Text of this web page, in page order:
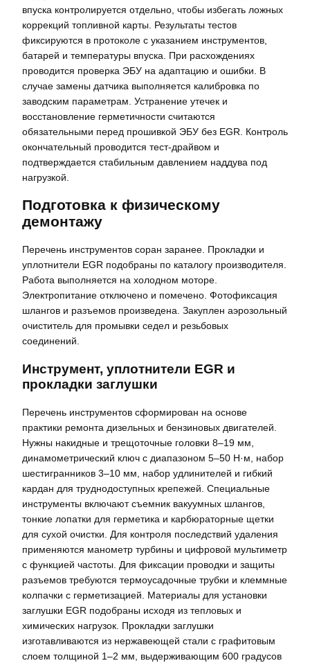
впуска контролируется отдельно, чтобы избегать ложных
коррекций топливной карты. Результаты тестов
фиксируются в протоколе с указанием инструментов,
батарей и температуры впуска. При расхождениях
проводится проверка ЭБУ на адаптацию и ошибки. В
случае замены датчика выполняется калибровка по
заводским параметрам. Устранение утечек и
восстановление герметичности считаются
обязательными перед прошивкой ЭБУ без EGR. Контроль
окончательный проводится тест-драйвом и
подтверждается стабильным давлением наддува под
нагрузкой.
Подготовка к физическому
демонтажу
Перечень инструментов соран заранее. Прокладки и
уплотнители EGR подобраны по каталогу производителя.
Работа выполняется на холодном моторе.
Электропитание отключено и помечено. Фотофиксация
шлангов и разъемов произведена. Закуплен аэрозольный
очиститель для промывки седел и резьбовых
соединений.
Инструмент, уплотнители EGR и
прокладки заглушки
Перечень инструментов сформирован на основе
практики ремонта дизельных и бензиновых двигателей.
Нужны накидные и трещоточные головки 8–19 мм,
динамометрический ключ с диапазоном 5–50 Н·м, набор
шестигранников 3–10 мм, набор удлинителей и гибкий
кардан для труднодоступных крепежей. Специальные
инструменты включают съемник вакуумных шлангов,
тонкие лопатки для герметика и карбюраторные щетки
для сухой очистки. Для контроля последствий удаления
применяются манометр турбины и цифровой мультиметр
с функцией частоты. Для фиксации проводки и защиты
разъемов требуются термоусадочные трубки и клеммные
колпачки с герметизацией. Материалы для установки
заглушки EGR подобраны исходя из тепловых и
химических нагрузок. Прокладки заглушки
изготавливаются из нержавеющей стали с графитовым
слоем толщиной 1–2 мм, выдерживающим 600 градусов